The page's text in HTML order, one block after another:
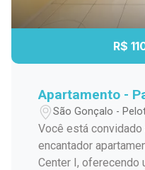
R$
Apartamento -
São Gonçalo -
Você está
encantador
Center I, oferecendo